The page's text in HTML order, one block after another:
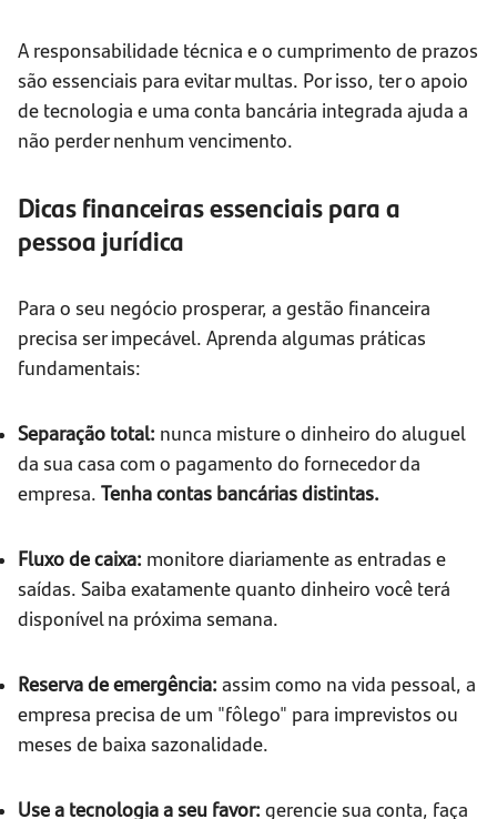
A responsabilidade técnica e o cumprimento de prazos
são essenciais para evitar multas. Por isso, ter o apoio
de tecnologia e uma conta bancária integrada ajuda a
não perder nenhum vencimento.
Dicas financeiras essenciais para a
pessoa jurídica
Para o seu negócio prosperar, a gestão financeira
precisa ser impecável. Aprenda algumas práticas
fundamentais:
Separação total: nunca misture o dinheiro do aluguel
da sua casa com o pagamento do fornecedor da
empresa. Tenha contas bancárias distintas.
Fluxo de caixa: monitore diariamente as entradas e
saídas. Saiba exatamente quanto dinheiro você terá
disponível na próxima semana.
Reserva de emergência: assim como na vida pessoal, a
empresa precisa de um "fôlego" para imprevistos ou
meses de baixa sazonalidade.
Use a tecnologia a seu favor: gerencie sua conta, faça